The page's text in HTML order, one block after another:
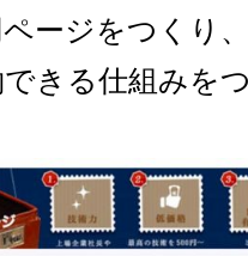
ージをつくり
きる仕組みを